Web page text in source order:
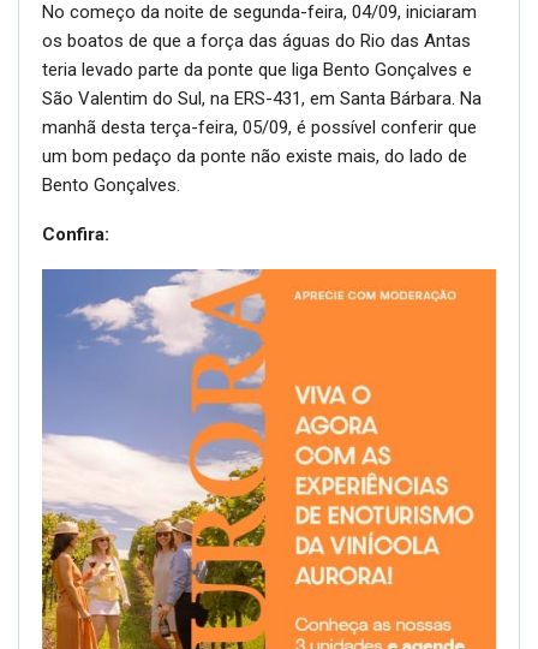
No começo da noite de segunda-feira, 04/09, iniciaram
os boatos de que a força das águas do Rio das Antas
teria levado parte da ponte que liga Bento Gonçalves e
São Valentim do Sul, na ERS-431, em Santa Bárbara. Na
manhã desta terça-feira, 05/09, é possível conferir que
um bom pedaço da ponte não existe mais, do lado de
Bento Gonçalves.
Confira: